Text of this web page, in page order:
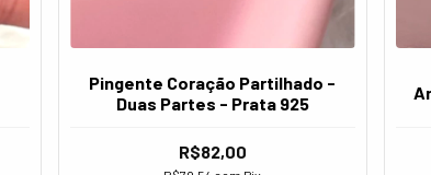
Pingente Coração Partilhado -
Duas Partes - Prata 925
R$82,00